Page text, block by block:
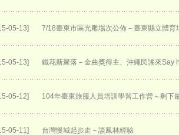
05-13] 7/18臺東市區光雕場次公佈－臺東縣立體育
05-13] 鐵花新聚落－金曲獎得主、沖繩民謠來Say
05-12] 104年臺東旅服人員培訓學習工作營～剩下
05-11] 台灣慢城起步走－談鳳林經驗